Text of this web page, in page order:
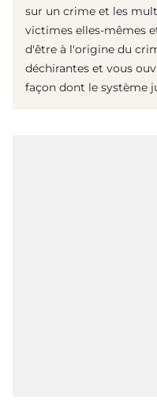
sur un crime et les
victimes elles-mêmes
d'être à l'origine du
déchirantes et vous
façon dont le système